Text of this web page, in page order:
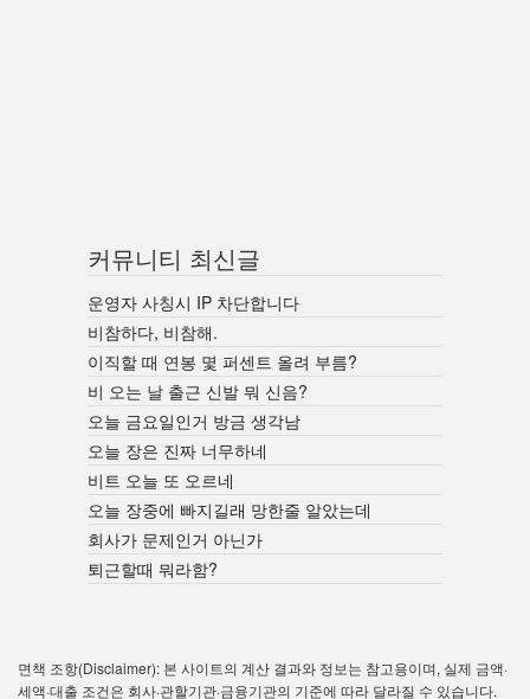
커뮤니티 최신글
운영자 사칭시 IP 차단합니다
비참하다, 비참해.
이직할 때 연봉 몇 퍼센트 올려 부름?
비 오는 날 출근 신발 뭐 신음?
오늘 금요일인거 방금 생각남
오늘 장은 진짜 너무하네
비트 오늘 또 오르네
오늘 장중에 빠지길래 망한줄 알았는데
회사가 문제인거 아닌가
퇴근할때 뭐라함?
면책 조항(Disclaimer): 본 사이트의 계산 결과와 정보는 참고용이며, 실제 금액·
세액·대출 조건은 회사·관할기관·금융기관의 기준에 따라 달라질 수 있습니다.